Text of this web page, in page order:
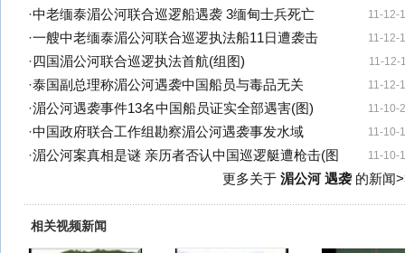
11-12-
·中老缅泰湄公河联合巡逻船遇袭 3缅甸士兵死亡
11-12-
·一艘中老缅泰湄公河联合巡逻执法船11日遭袭击
11-12-
· 四国湄公河联合巡逻执法首航(组图)
11-12-
·泰国副总理称湄公河遇袭中国船员与毒品无关
11-10-
·湄公河遇袭事件13名中国船员证实全部遇害(图)
11-10-
·中国政府联合工作组勘察湄公河遇袭事发水域
11-10-
·湄公河案真相是谜 亲历者否认中国巡逻艇遭枪击(图
更多关于 湄公河 遇袭的新闻
相关视频新闻